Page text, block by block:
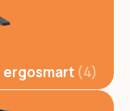
ergosmart 4